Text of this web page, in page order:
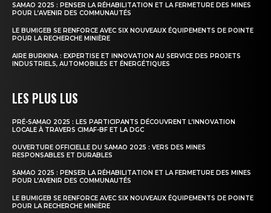
SAMAO 2025 : PENSER LA RÉHABILITATION ET LA FERMETURE DES MINES
POUR L’AVENIR DES COMMUNAUTÉS
LE BUMIGEB SE RENFORCE AVEC SIX NOUVEAUX ÉQUIPEMENTS DE POINTE
POUR LA RECHERCHE MINIÈRE
AIRE BURKINA : EXPERTISE ET INNOVATION AU SERVICE DES PROJETS
INDUSTRIELS, AUTOMOBILES ET ÉNERGÉTIQUES
LES PLUS LUS
PRÉ-SAMAO 2025 : LES PARTICIPANTS DÉCOUVRENT L’INNOVATION
LOCALE À TRAVERS CIMAF-BF ET LA DGC
OUVERTURE OFFICIELLE DU SAMAO 2025 : VERS DES MINES
RESPONSABLES ET DURABLES
SAMAO 2025 : PENSER LA RÉHABILITATION ET LA FERMETURE DES MINES
POUR L’AVENIR DES COMMUNAUTÉS
LE BUMIGEB SE RENFORCE AVEC SIX NOUVEAUX ÉQUIPEMENTS DE POINTE
POUR LA RECHERCHE MINIÈRE